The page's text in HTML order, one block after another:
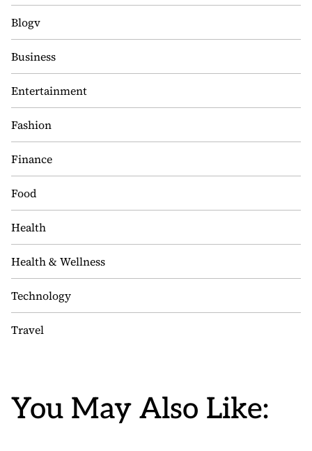
Blogv
Business
Entertainment
Fashion
Finance
Food
Health
Health & Wellness
Technology
Travel
You May Also Like: